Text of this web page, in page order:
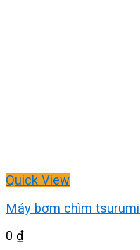
Quick View
Máy bơm chìm
0 ₫